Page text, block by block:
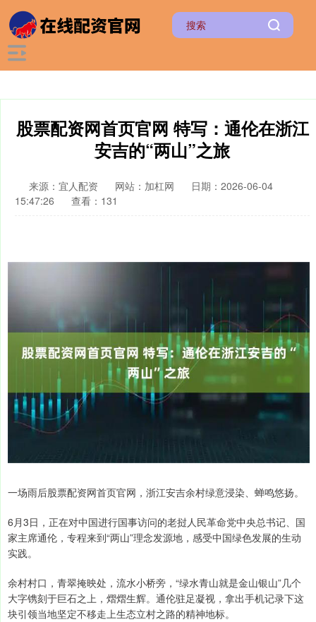
股票配资网首页官网 特写：通伦在浙江
安吉的“两山”之旅
来源：宜人配资 网站：加杠网
日期：2026-06-04
15:47:26
查看：131
一场雨后股票配资网首页官网，浙江安吉余村绿意浸染、蝉鸣悠扬。
6月3日，正在对中国进行国事访问的老挝人民革命党中央总书记、国
家主席通伦，专程来到“两山”理念发源地，感受中国绿色发展的生动
实践。
余村村口，青翠掩映处，流水小桥旁，“绿水青山就是金山银山”几个
大字镌刻于巨石之上，熠熠生辉。通伦驻足凝视，拿出手机记录下这
块引领当地坚定不移走上生态立村之路的精神地标。